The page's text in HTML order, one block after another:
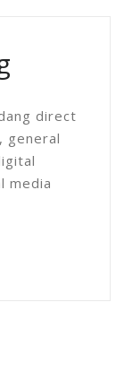
direct
general
media